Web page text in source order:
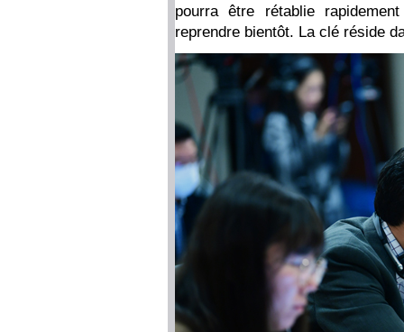
pourra être rétablie
reprendre bientôt. La clé réside